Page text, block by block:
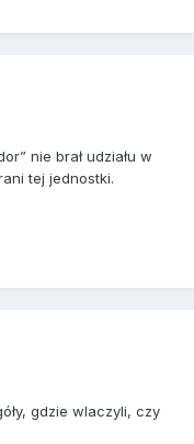
nie brał udziału w
tej jednostki.
gdzie wlaczyli, czy